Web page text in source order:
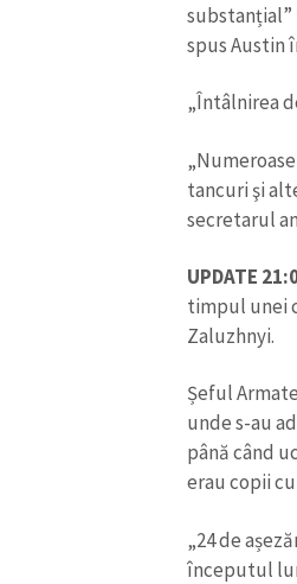
substanțial”
spus Austin
„Întâlnirea
tancuri şi
secretarul
UPDATE
timpul unei
Zaluzhnyi.
Șeful
unde s-au
până când
erau copii
„24 de
începutul